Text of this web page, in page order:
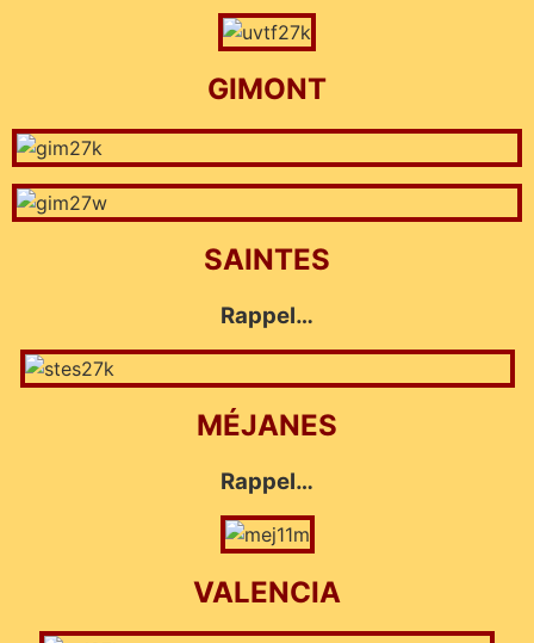
GIMONT
SAINTES
Rappel…
MÉJANES
Rappel…
VALENCIA